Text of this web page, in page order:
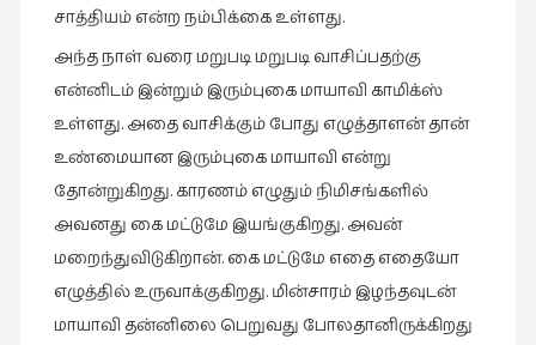
சாத்தியம் என்ற நம்பிக்கை உள்ளது.
அந்த நாள் வரை மறுபடி மறுபடி வாசிப்பதற்கு
என்னிடம் இன்றும் இரும்புகை மாயாவி காமிக்ஸ்
உள்ளது. அதை வாசிக்கும் போது எழுத்தாளன் தான்
உண்மையான இரும்புகை மாயாவி என்று
தோன்றுகிறது. காரணம் எழுதும் நிமிசங்களில்
அவனது கை மட்டுமே இயங்குகிறது. அவன்
மறைந்துவிடுகிறான். கை மட்டுமே எதை எதையோ
எழுத்தில் உருவாக்குகிறது. மின்சாரம் இழந்தவுடன்
மாயாவி தன்னிலை பெறுவது போலதானிருக்கிறது